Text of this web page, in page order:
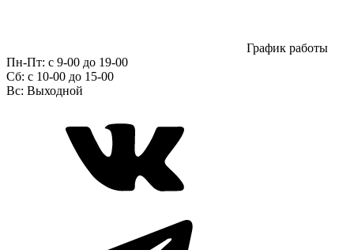
График работы
Пн-Пт: с 9-00 до 19-00
Сб: c 10-00 до 15-00
Вс: Выходной